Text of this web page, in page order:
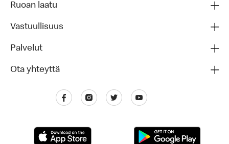
Ruoan laatu
Vastuullisuus
Palvelut
Ota yhteyttä